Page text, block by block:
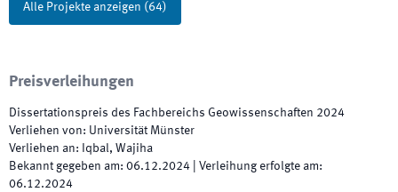
Alle Projekte anzeigen (64)
Preisverleihungen
Dissertationspreis des Fachbereichs Geowissenschaften 2024
Verliehen von: Universität Münster
Verliehen an:
Iqbal, Wajiha
Bekannt gegeben am: 06.12.2024 Verleihung erfolgte am:
06.12.2024